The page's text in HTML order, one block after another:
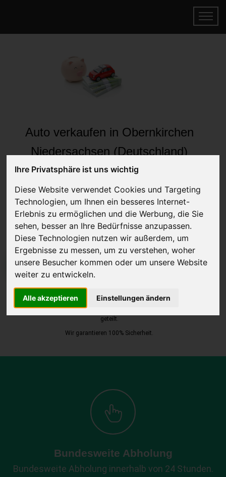
Ihre Privatsphäre ist uns wichtig
Diese Website verwendet Cookies und Targeting
Technologien, um Ihnen ein besseres Internet-
Erlebnis zu ermöglichen und die Werbung, die Sie
sehen, besser an Ihre Bedürfnisse anzupassen.
Diese Technologien nutzen wir außerdem, um
Ergebnisse zu messen, um zu verstehen, woher
unsere Besucher kommen oder um unsere Website
weiter zu entwickeln.
Alle akzeptieren Einstellungen ändern
Auto verkaufen in Obernkirchen
Niedersachsen (Deutschland)
Online Auto verkaufen & gratis abholen
Auf Wunsch sofort Geld für Ihr Auto erhalten
JETZT KOSTENLOSE BEWERTUNG
Kostenloses Angebotfür den Ankauf Ihres Autos inklusive der
Abholung, auf Wunsch sofort Geld. Ihre Daten werden nicht mit Dritten
geteilt.
Wir garantieren 100% Sicherheit.
Bundesweite Abholung
Bundesweite Abholung innerhalb von 24 Stunden.